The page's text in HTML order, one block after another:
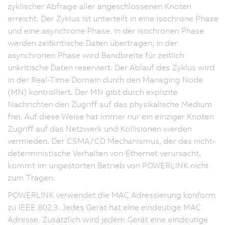
zyklischer Abfrage aller angeschlossenen Knoten
erreicht. Der Zyklus ist unterteilt in eine isochrone Phase
und eine asynchrone Phase. In der isochronen Phase
werden zeitkritische Daten übertragen, in der
asynchronen Phase wird Bandbreite für zeitlich
unkritische Daten reserviert. Der Ablauf des Zyklus wird
in der Real-Time Domain durch den Managing Node
(MN) kontrolliert. Der MN gibt durch explizite
Nachrichten den Zugriff auf das physikalische Medium
frei. Auf diese Weise hat immer nur ein einziger Knoten
Zugriff auf das Netzwerk und Kollisionen werden
vermieden. Der CSMA/CD Mechanismus, der das nicht-
deterministische Verhalten von Ethernet verursacht,
kommt im ungestörten Betrieb von POWERLINK nicht
zum Tragen.
POWERLINK verwendet die MAC Adressierung konform
zu IEEE 802.3. Jedes Gerät hat eine eindeutige MAC
Adresse. Zusätzlich wird jedem Gerät eine eindeutige